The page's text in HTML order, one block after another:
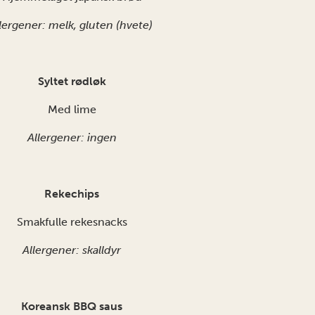
melk, gluten (hvete)
Syltet rødløk
Med lime
Allergener: ingen
Rekechips
Smakfulle rekesnacks
Allergener: skalldyr
Koreansk BBQ saus